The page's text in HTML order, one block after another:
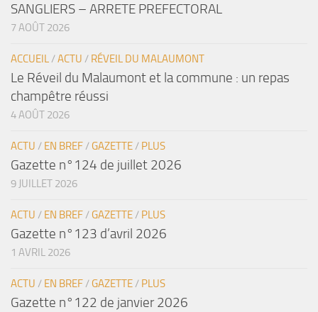
SANGLIERS – ARRETE PREFECTORAL
7 AOÛT 2026
ACCUEIL/ACTU / RÉVEIL DU MALAUMONT
Le Réveil du Malaumont et la commune : un repas
champêtre réussi
4 AOÛT 2026
ACTU / EN BREF/GAZETTE/ PLUS
Gazette n°124 de juillet 2026
9 JUILLET 2026
ACTU / EN BREF/GAZETTE/ PLUS
Gazette n°123 d’avril 2026
1 AVRIL 2026
ACTU / EN BREF/GAZETTE/ PLUS
Gazette n°122 de janvier 2026